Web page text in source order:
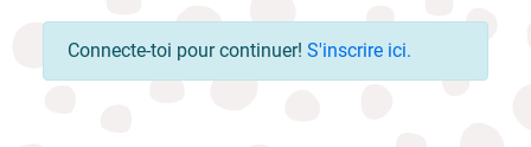
Connecte-toi pour continuer! S'inscrire ici.